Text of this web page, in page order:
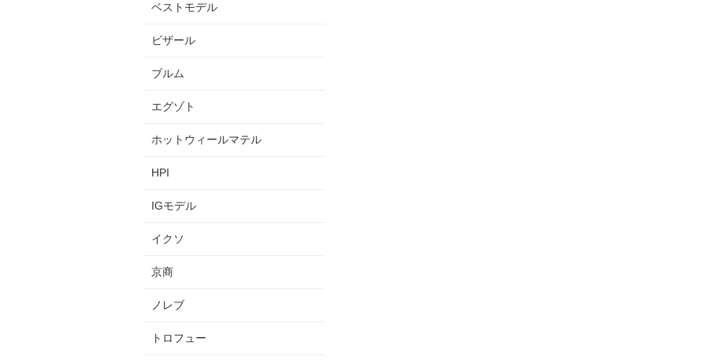
ベストモデル
ビザール
ブルム
エグゾト
ホットウィールマテル
HPI
IGモデル
イクソ
京商
ノレブ
トロフュー